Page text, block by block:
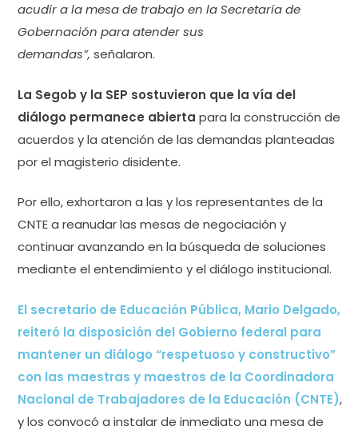
acudir a la mesa de trabajo en la Secretaría de
Gobernación para atender sus
demandas”, señalaron.
La Segob y la SEP sostuvieron que la vía del
diálogo permanece abierta para la construcción de
acuerdos y la atención de las demandas planteadas
por el magisterio disidente.
Por ello, exhortaron a las y los representantes de la
CNTE a reanudar las mesas de negociación y
continuar avanzando en la búsqueda de soluciones
mediante el entendimiento y el diálogo institucional.
El secretario de Educación Pública, Mario Delgado,
reiteró la disposición del Gobierno federal para
mantener un diálogo “respetuoso y constructivo”
con las maestras y maestros de la Coordinadora
Nacional de Trabajadores de la Educación (CNTE),
y los convocó a instalar de inmediato una mesa de